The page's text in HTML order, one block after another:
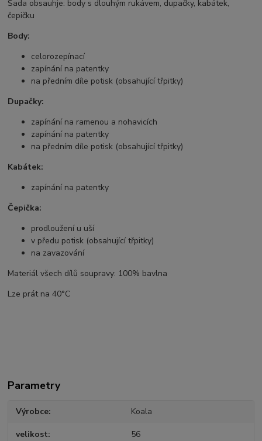
Sada obsauhje: body s dlouhým rukávem, dupačky, kabátek,
čepičku
Body:
celorozepínací
zapínání na patentky
na předním díle potisk (obsahující třpitky)
Dupačky:
zapínání na ramenou a nohavicích
zapínání na patentky
na předním díle potisk (obsahující třpitky)
Kabátek:
zapínání na patentky
Čepička:
prodloužení u uší
v předu potisk (obsahující třpitky)
na zavazování
Materiál všech dílů soupravy: 100% bavlna
Lze prát na 40°C
Parametry
Výrobce Koala
velikost 56